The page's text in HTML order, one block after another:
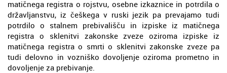
matičnega registra o rojstvu, osebne izkaznice in potrdila o
državljanstvu, iz češkega v ruski jezik pa prevajamo tudi
potrdilo o stalnem prebivališču in izpiske iz matičnega
registra o sklenitvi zakonske zveze oziroma izpiske iz
matičnega registra o smrti o sklenitvi zakonske zveze pa
tudi delovno in vozniško dovoljenje oziroma prometno in
dovoljenje za prebivanje.